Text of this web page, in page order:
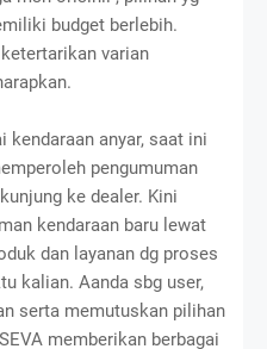
budget berlebih.
varian
kendaraan anyar, saat ini
pengumuman
ke dealer. Kini
kendaraan baru lewat
dan layanan dg proses
kalian. Aanda sbg user,
serta memutuskan pilihan
memberikan berbagai